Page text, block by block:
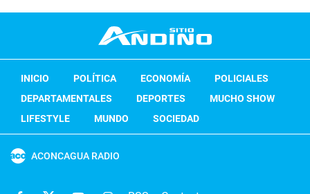
INICIO POLÍTICA ECONOMÍA
POLICIALES
DEPARTAMENTALES
DEPORTES
MUCHO SHOW
LIFESTYLE
MUNDO SOCIEDAD
ACONCAGUA RADIO